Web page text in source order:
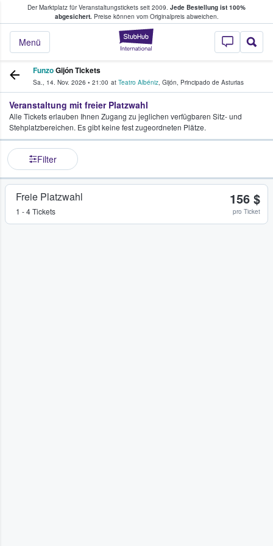
Der Marktplatz für Veranstaltungstickets seit 2009. Jede Bestellung ist 100%
abgesichert.Preise können vom Originalpreis abweichen.
StubHub - Wo
Menü
Tickets kaufen & verkaufen
FunzoGijón Tickets
Sa., 14. Nov. 2026 • 21:00 at Teatro Albéniz, Gijón, Principado de Asturias
Veranstaltung mit freier Platzwahl
Alle Tickets erlauben Ihnen Zugang zu jeglichen verfügbaren Sitz- und
Stehplatzbereichen. Es gibt keine fest zugeordneten Plätze.
Filter
Freie Platzwahl
1 - 4 Tickets
156 $
pro Ticket